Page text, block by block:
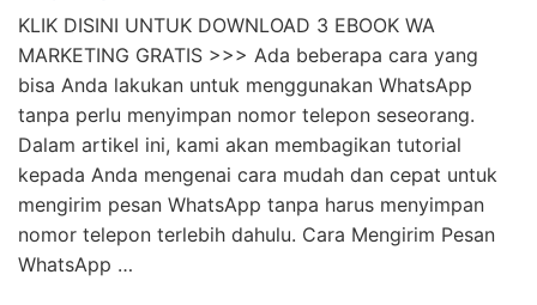
Wow! Cara Hantar Whatsapp Ke Nombor Sendiri
Terpecaya
KLIK DISINI UNTUK DOWNLOAD 3 EBOOK WA
MARKETING GRATIS >>> Ada beberapa cara yang
bisa Anda lakukan untuk menggunakan WhatsApp
tanpa perlu menyimpan nomor telepon seseorang.